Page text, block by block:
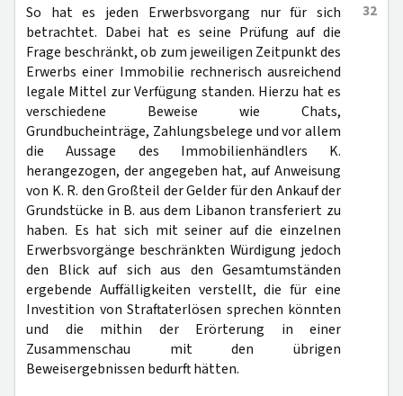
32
So hat es jeden Erwerbsvorgang nur für sich
betrachtet. Dabei hat es seine Prüfung auf die
Frage beschränkt, ob zum jeweiligen Zeitpunkt des
Erwerbs einer Immobilie rechnerisch ausreichend
legale Mittel zur Verfügung standen. Hierzu hat es
verschiedene Beweise wie Chats,
Grundbucheinträge, Zahlungsbelege und vor allem
die Aussage des Immobilienhändlers K.
herangezogen, der angegeben hat, auf Anweisung
von K. R. den Großteil der Gelder für den Ankauf der
Grundstücke in B. aus dem Libanon transferiert zu
haben. Es hat sich mit seiner auf die einzelnen
Erwerbsvorgänge beschränkten Würdigung jedoch
den Blick auf sich aus den Gesamtumständen
ergebende Auffälligkeiten verstellt, die für eine
Investition von Straftaterlösen sprechen könnten
und die mithin der Erörterung in einer
Zusammenschau mit den übrigen
Beweisergebnissen bedurft hätten.